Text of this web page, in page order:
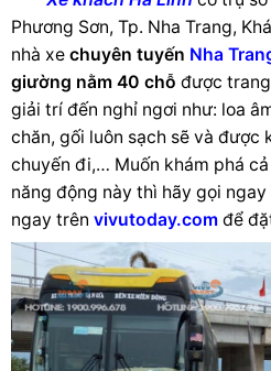
Phương Sơn, Tp. Nha Trang,
nhà xe chuyên tuyến Nha
giường nằm 40 chỗ được
giải trí đến nghỉ ngơi như: loa
chăn, gối luôn sạch sẽ và được
chuyến đi,… Muốn khám phá
năng động này thì hãy gọi
ngay trên vivutoday.com để